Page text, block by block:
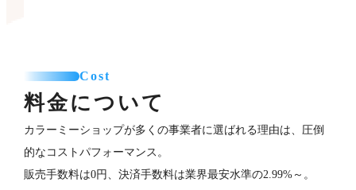
Cost
料金について
カラーミーショップが多くの事業者に選ばれる理由は、圧倒
的なコストパフォーマンス。
販売手数料は0円、決済手数料は業界最安水準の2.99%～。